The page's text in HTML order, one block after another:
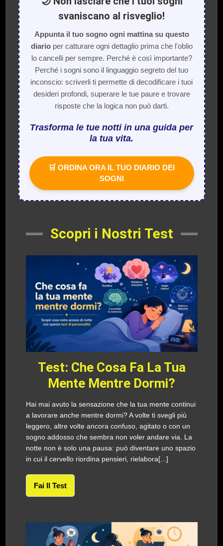
svaniscano al risveglio!
Appunta il tuo sogno ogni mattina su questo
diarioper catturare ogni dettaglio prima che l'oblio
lo cancelli per sempre. Perché è così importante?
Perché i sogni sono il linguaggio segreto del tuo
inconscio: scriverli ti permette di decodificare i tuoi
desideri profondi, superare le tue paure e trovare
risposte che la logica non può darti.
Trasforma le tue notti in una guida per
la tua vita.
🛒 ORDINA ORA IL TUO DIARIO DEI
SOGNI
Scopri i Nostri Test
Test: Che Cosa Fa La Tua
Mente Mentre Dormi?
Hai mai avuto la sensazione che la tua mente continui
a lavorare anche mentre dormi? A volte ti svegli più
leggero, altre volte ancora confuso, agitato o con un
sogno addosso che sembra non voler andare via. La
notte non è solo una pausa: può diventare uno spazio
in cui il cervello riordina pensieri, rielabora[...]
Fai Il Test